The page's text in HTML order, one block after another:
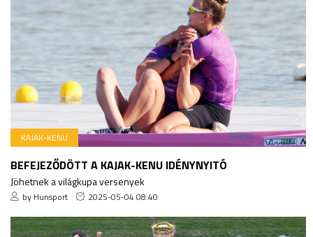
KAJAK-KENU
BEFEJEZŐDÖTT A KAJAK-KENU IDÉNYNYITÓ
Jöhetnek a világkupa versenyek
by Hunsport 2025-05-04 08:40